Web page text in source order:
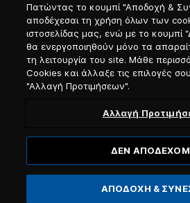
© 2026, Blue Star Ferries / Αριθμός
Website designed &
Πατώντας το κουμπί "Αποδοχή &
αποδέχεσαι τη χρήση όλων των
ιστοσελίδας μας, ενώ με το κουμπί
θα ενεργοποιηθούν μόνο τα
τη λειτουργία του site. Μάθε
Cookies και άλλαξε τις επιλογές
"Αλλαγή Προτιμήσεων".
Αλλαγή
ΔΕΝ
ΑΠΟΔΟΧΗ &